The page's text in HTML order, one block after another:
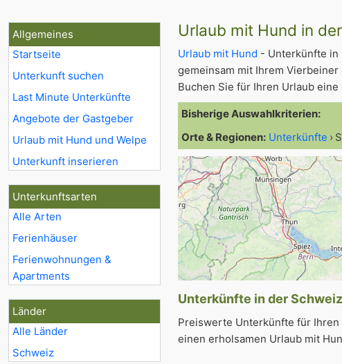
Allgemeines
Startseite
Unterkunft suchen
Last Minute Unterkünfte
Angebote der Gastgeber
Urlaub mit Hund und Welpe
Unterkunft inserieren
Unterkunftsarten
Alle Arten
Ferienhäuser
Ferienwohnungen &
Apartments
Länder
Alle Länder
Schweiz
Urlaub mit Hund in
Urlaub mit Hund - Unterkünfte in
gemeinsam mit Ihrem
Buchen Sie für Ihren Urlaub eine
Bisherige Auswahlkriterien:
Orte & Regionen: Unterkünfte
Unterkünfte in der
Preiswerte Unterkünfte für
einen erholsamen Urlaub mit